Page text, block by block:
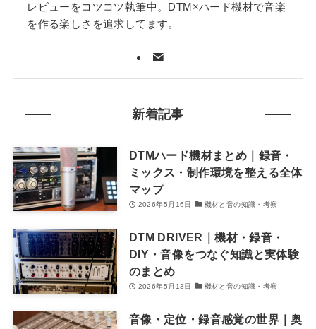
レビューをコツコツ執筆中。DTM×ハード機材で音楽
を作る楽しさを追求してます。
新着記事
DTMハード機材まとめ｜録音・
ミックス・制作環境を整える全体
マップ
2026年5月16日 機材と音の知識・考察
DTM DRIVER｜機材・録音・
DIY・音像をつなぐ知識と実体験
のまとめ
2026年5月13日 機材と音の知識・考察
音像・定位・録音感覚の世界｜奥